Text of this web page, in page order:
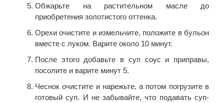
Обжарьте на растительном масле до
приобретения золотистого оттенка.
Орехи очистите и измельчите, положите в бульон
вместе с луком. Варите около 10 минут.
После этого добавьте в суп соус и приправы,
посолите и варите минут 5.
Чеснок очистите и нарежьте, а потом погрузите в
готовый суп. И не забывайте, что подавать суп-